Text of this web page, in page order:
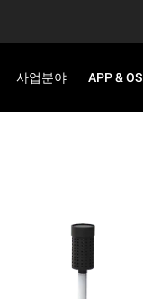
사업분야 APP & OS